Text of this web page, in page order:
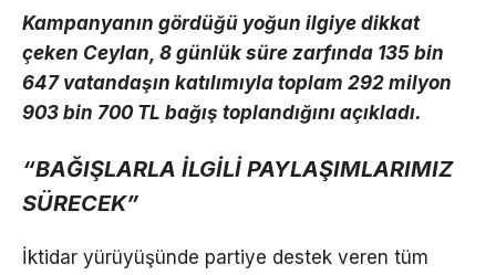
Kampanyanın gördüğü yoğun ilgiye dikkat
çeken Ceylan, 8 günlük süre zarfında 135 bin
647 vatandaşın katılımıyla toplam 292 milyon
903 bin 700 TL bağış toplandığını açıkladı.
“BAĞIŞLARLA İLGİLİ PAYLAŞIMLARIMIZ
SÜRECEK”
İktidar yürüyüşünde partiye destek veren tüm